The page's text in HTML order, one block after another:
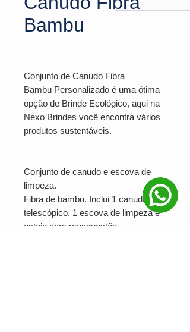
Bambu
Conjunto de Canudo Fibra
Bambu Personalizado é uma ótima
opção de Brinde Ecológico, aqui na
Nexo Brindes você encontra vários
produtos sustentáveis.
Conjunto de canudo e escova de
limpeza.
Fibra de bambu. Inclui 1 canudo
telescópico, 1 escova de limpeza e
estojo com mosquestão.